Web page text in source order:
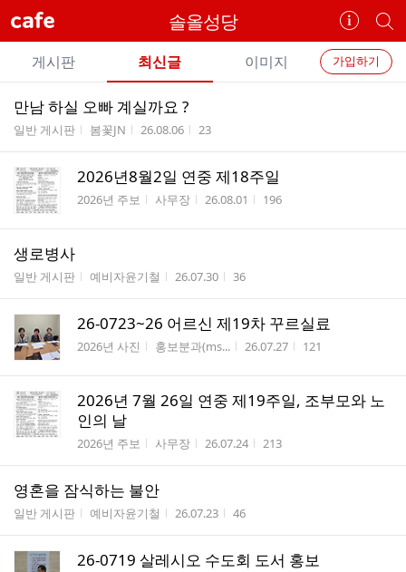
cafe 솔올성당
카
페
정
보
개
별
카
페
카
페
메
뉴
가입하기
게시판 최신글 이미지
전
체
글
리
만남 하실 오빠 계실까요 ?
게시판명
일반 게시판 작성자
봄꽃JN 작성시간
26.08.06 조회수
23
2026년8월2일 연중 제18주일
게시판명
2026년 주보 작성자
사무장 작성시간
26.08.01 조회수
196
생로병사
게시판명
일반 게시판 작성자
예비자윤기철 작성시간
26.07.30 조회수
36
26-0723~26 어르신 제19차 꾸르실료
게시판명
2026년 사진 작성자
홍보분과(ms... 작성시간
26.07.27 조회수
121
2026년 7월 26일 연중 제19주일, 조부모와 노
인의 날
게시판명
2026년 주보 작성자
사무장 작성시간
26.07.24 조회수
213
영혼을 잠식하는 불안
게시판명
일반 게시판 작성자
예비자윤기철 작성시간
26.07.23 조회수
46
26-0719 살레시오 수도회 도서 홍보